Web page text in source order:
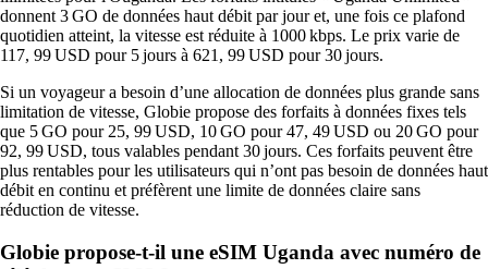
donnent 3 GO de données haut débit par jour et, une fois ce plafond
quotidien atteint, la vitesse est réduite à 1000 kbps. Le prix varie de
117, 99 USD pour 5 jours à 621, 99 USD pour 30 jours.
Si un voyageur a besoin d’une allocation de données plus grande sans
limitation de vitesse, Globie propose des forfaits à données fixes tels
que 5 GO pour 25, 99 USD, 10 GO pour 47, 49 USD ou 20 GO pour
92, 99 USD, tous valables pendant 30 jours. Ces forfaits peuvent être
plus rentables pour les utilisateurs qui n’ont pas besoin de données haut
débit en continu et préfèrent une limite de données claire sans
réduction de vitesse.
Globie propose-t-il une eSIM Uganda avec numéro de